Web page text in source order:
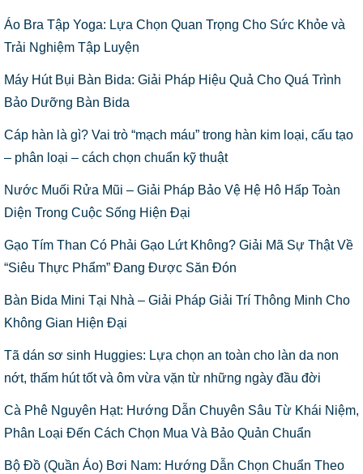
Áo Bra Tập Yoga: Lựa Chọn Quan Trọng Cho Sức Khỏe và
Trải Nghiệm Tập Luyện
Máy Hút Bụi Bàn Bida: Giải Pháp Hiệu Quả Cho Quá Trình
Bảo Dưỡng Bàn Bida
Cáp hàn là gì? Vai trò “mạch máu” trong hàn kim loại, cấu tạo
– phân loại – cách chọn chuẩn kỹ thuật
Nước Muối Rửa Mũi – Giải Pháp Bảo Vệ Hệ Hô Hấp Toàn
Diện Trong Cuộc Sống Hiện Đại
Gạo Tím Than Có Phải Gạo Lứt Không? Giải Mã Sự Thật Về
“Siêu Thực Phẩm” Đang Được Săn Đón
Bàn Bida Mini Tại Nhà – Giải Pháp Giải Trí Thông Minh Cho
Không Gian Hiện Đại
Tã dán sơ sinh Huggies: Lựa chọn an toàn cho làn da non
nớt, thấm hút tốt và ôm vừa vặn từ những ngày đầu đời
Cà Phê Nguyên Hạt: Hướng Dẫn Chuyên Sâu Từ Khái Niệm,
Phân Loại Đến Cách Chọn Mua Và Bảo Quản Chuẩn
Bộ Đồ (Quần Áo) Bơi Nam: Hướng Dẫn Chọn Chuẩn Theo